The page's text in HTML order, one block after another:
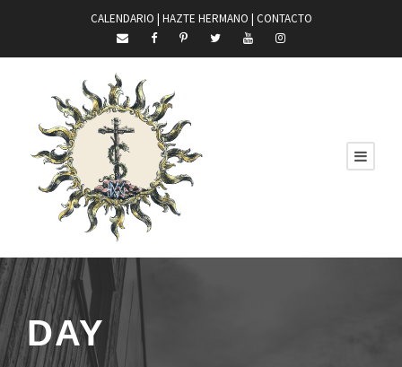
CALENDARIO | HAZTE HERMANO | CONTACTO
DAY